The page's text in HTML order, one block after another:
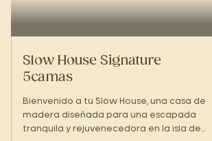
Slow House Signature
5camas
Bienvenido a tu Slow House, una casa de
madera diseñada para una escapada
tranquila y rejuvenecedora en la isla de